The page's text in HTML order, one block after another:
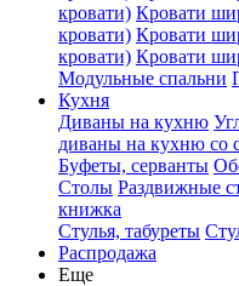
кровати) Кровати
кровати) Кровати
кровати) Кровати
Модульные спальни
Кухня
Диваны на кухню
диваны на кухню со
Буфеты, серванты
Столы Раздвижные
книжка
Стулья, табуреты
Распродажа
Еще